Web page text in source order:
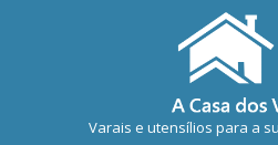
Varais e utensílios para a